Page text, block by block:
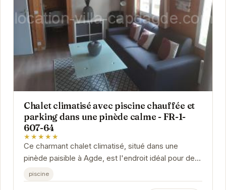
Chalet climatisé avec piscine chauffée et
parking dans une pinède calme - FR-1-
607-64
★★★★★
Ce charmant chalet climatisé, situé dans une
pinède paisible à Agde, est l'endroit idéal pour des
vacances relaxantes. Avec sa piscine chauffée...
piscine